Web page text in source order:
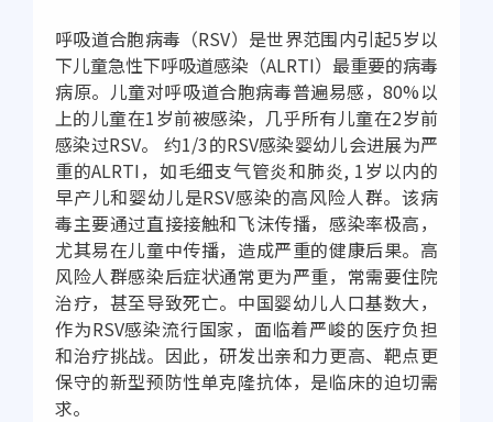
呼吸道合胞病毒（RSV）是世界范围内引起5岁以
下儿童急性下呼吸道感染（ALRTI）最重要的病毒
病原。儿童对呼吸道合胞病毒普遍易感，80%以
上的儿童在1岁前被感染，几乎所有儿童在2岁前
感染过RSV。 约1/3的RSV感染婴幼儿会进展为严
重的ALRTI，如毛细支气管炎和肺炎, 1岁以内的
早产儿和婴幼儿是RSV感染的高风险人群。该病
毒主要通过直接接触和飞沫传播，感染率极高，
尤其易在儿童中传播，造成严重的健康后果。高
风险人群感染后症状通常更为严重，常需要住院
治疗，甚至导致死亡。中国婴幼儿人口基数大，
作为RSV感染流行国家，面临着严峻的医疗负担
和治疗挑战。因此，研发出亲和力更高、靶点更
保守的新型预防性单克隆抗体，是临床的迫切需
求。